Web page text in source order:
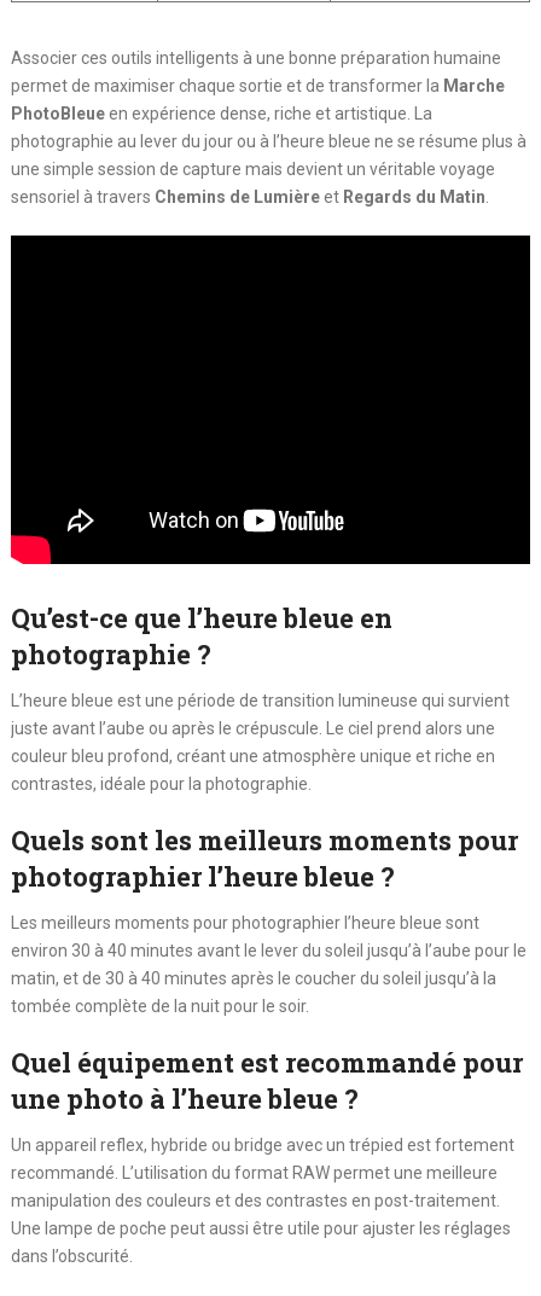
Associer ces outils intelligents à une bonne préparation humaine
permet de maximiser chaque sortie et de transformer la Marche
PhotoBleueen expérience dense, riche et artistique. La
photographie au lever du jour ou à l’heure bleue ne se résume plus à
une simple session de capture mais devient un véritable voyage
sensoriel à travers Chemins de Lumièreet Regards du Matin.
Qu’est-ce que l’heure bleue en
photographie ?
L’heure bleue est une période de transition lumineuse qui survient
juste avant l’aube ou après le crépuscule. Le ciel prend alors une
couleur bleu profond, créant une atmosphère unique et riche en
contrastes, idéale pour la photographie.
Quels sont les meilleurs moments pour
photographier l’heure bleue ?
Les meilleurs moments pour photographier l’heure bleue sont
environ 30 à 40 minutes avant le lever du soleil jusqu’à l’aube pour le
matin, et de 30 à 40 minutes après le coucher du soleil jusqu’à la
tombée complète de la nuit pour le soir.
Quel équipement est recommandé pour
une photo à l’heure bleue ?
Un appareil reflex, hybride ou bridge avec un trépied est fortement
recommandé. L’utilisation du format RAW permet une meilleure
manipulation des couleurs et des contrastes en post-traitement.
Une lampe de poche peut aussi être utile pour ajuster les réglages
dans l’obscurité.